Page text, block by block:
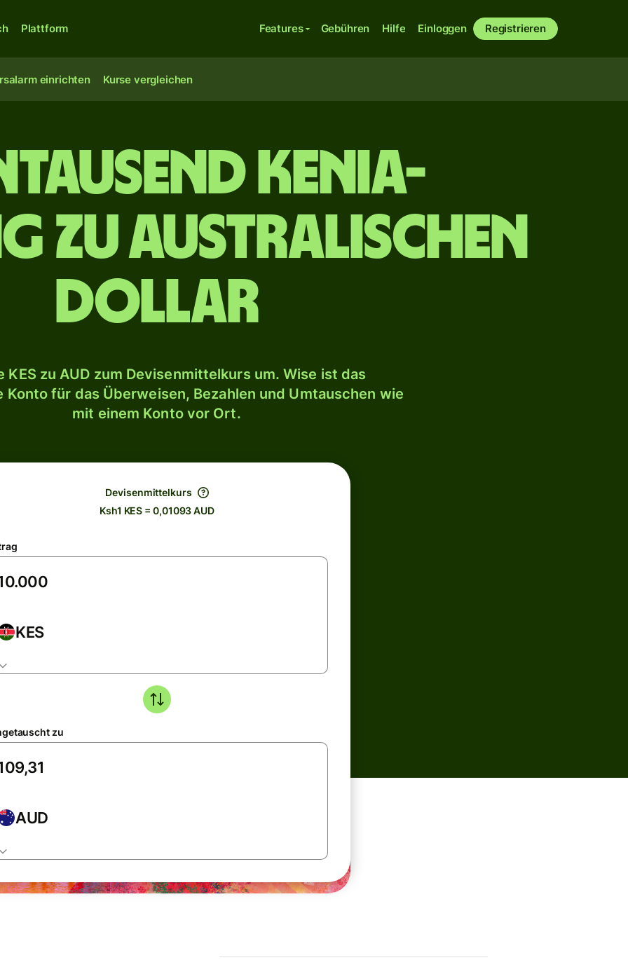
Plattform Features Gebühren Hilfe Einloggen Registrieren
einrichten Kurse vergleichen
Kenia-
zu australischen
Dollar
KES zu AUD zum Devisenmittelkurs um. Wise ist das
Konto für das Überweisen, Bezahlen und Umtauschen wie
mit einem Konto vor Ort.
Devisenmittelkurs
Ksh1 KES = 0,01093 AUD
KES
zu
AUD